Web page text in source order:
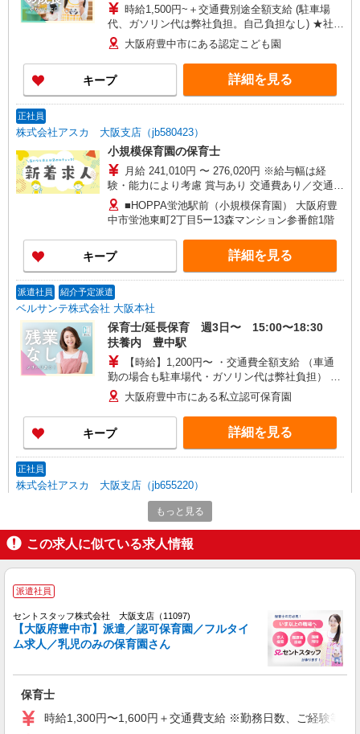
時給1,500円~＋交通費別途全額支給 (駐車場
代、ガソリン代は弊社負担。自己負担なし) ★社会
保険完備、昇給あり
大阪府豊中市にある認定こども園
キープ 詳細を見る
正社員
株式会社アスカ 大阪支店（jb580423）
小規模保育園の保育士
月給 241,010円 〜 276,020円 ※給与幅は経
験・能力により考慮 賞与あり 交通費あり／交通費
支給（上限3万8千円） 基本給 180,010円
〜210,000円 別途手当 ・認可園手当
保育士￥5,000 ・処遇改善Ⅱ 保育士￥0〜
40,000 ・処遇改善Ⅲ 保育士￥9,000〜12,000
・役職手当5,000〜40,000円（役職についた場合
のみ）
■HOPPA蛍池駅前（小規模保育園） 大阪府豊
中市蛍池東町2丁目5ー13森マンション参番館1階
キープ 詳細を見る
派遣社員 紹介予定派遣
ベルサンテ株式会社 大阪本社
保育士/延長保育 週3日〜 15:00〜18:30
扶養内 豊中駅
【時給】1,200円〜 ・交通費全額支給 （車通
勤の場合も駐車場代・ガソリン代は弊社負担） ・
各種保険完備 ・昇給あり
大阪府豊中市にある私立認可保育園
キープ 詳細を見る
正社員
株式会社アスカ 大阪支店（jb655220）
私立認可保育園の保育士
月給 235,000円 〜 300,000円 ※給与幅は経
験・能力により考慮 賞与あり 交通費あり／全額支
給あり 基本給：170,000円〜 資格手当：10,000円
調整手当：10,000円〜40,000円 処遇改善手当：
■聖愛クロス保育園 宮山町（私立認可保育
キープ
派遣社員 紹介予定派遣
【時給】1,500円〜 ・交通費全額支給 （車通
もっと見る
この求人に似ている求人情報
派遣社員
セントスタッフ株式会社 大阪支店（11097)
【大阪府豊中市】派遣／認可保育園／フルタイ
ム求人／乳児のみの保育園さん
保育士
時給1,300円〜1,600円＋交通費支給 ※勤務日数、ご経験等に